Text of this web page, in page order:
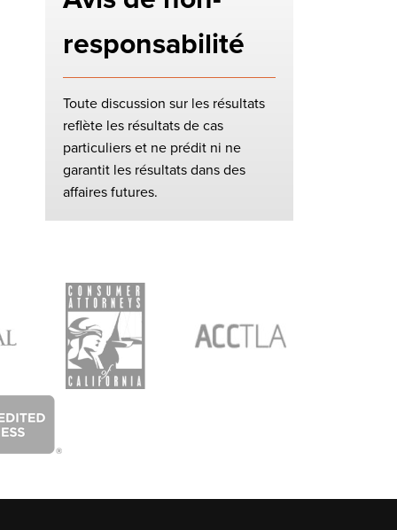
responsabilité
Toute discussion sur les résultats
reflète les résultats de cas
particuliers et ne prédit ni ne
garantit les résultats dans des
affaires futures.